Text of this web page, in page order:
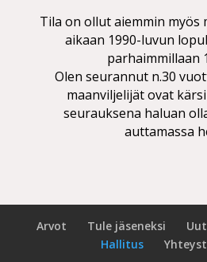
Tila on ollut aiemmin myös
aikaan 1990-luvun
parhaimmillaan
Olen seurannut n.30
maanviljelijät ovat
seurauksena haluan
auttamassa
Arvot Tule jäseneksi
Hallitus